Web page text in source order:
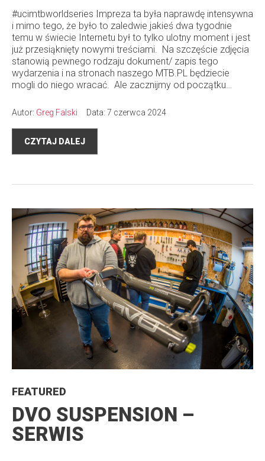
#ucimtbworldseries Impreza ta była naprawdę intensywna
i mimo tego, że było to zaledwie jakieś dwa tygodnie
temu w świecie Internetu był to tylko ulotny moment i jest
już przesiąknięty nowymi treściami. Na szczęście zdjęcia
stanowią pewnego rodzaju dokument/ zapis tego
wydarzenia i na stronach naszego MTB.PL będziecie
mogli do niego wracać. Ale zacznijmy od początku…
Autor: Greg Falski Data: 7 czerwca 2024
CZYTAJ DALEJ
FEATURED
DVO SUSPENSION –
SERWIS